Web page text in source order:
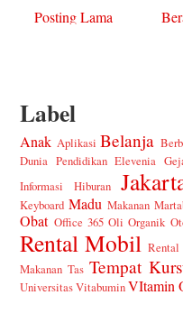
Posting Lama
Label
Anak Aplikasi Belanja
Dunia Pendidikan Elevenia
Informasi Hiburan
Keyboard Madu Makanan
Obat Office 365 Oli Organik
Rental Mobil Rental
Makanan Tas Tempat
UniversitasVitabuminVItamin